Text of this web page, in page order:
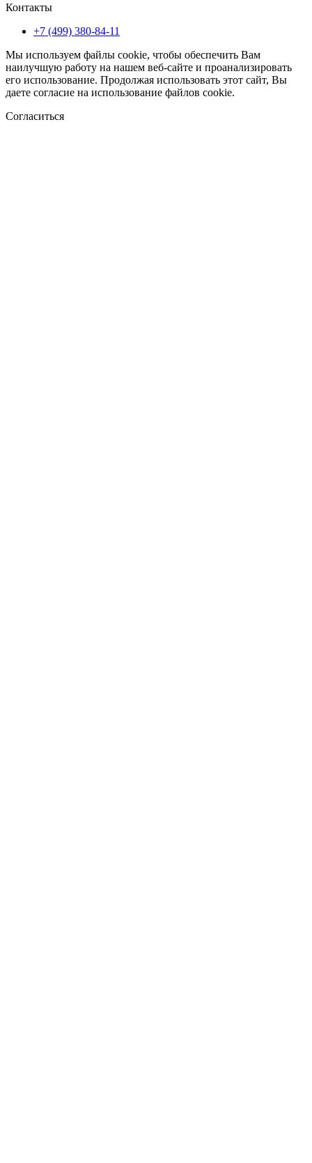
Контакты
+7 (499) 380-84-11
Мы используем файлы cookie, чтобы обеспечить Вам
наилучшую работу на нашем веб-сайте и проанализировать
его использование. Продолжая использовать этот сайт, Вы
даете согласие на использование файлов cookie.
Согласиться